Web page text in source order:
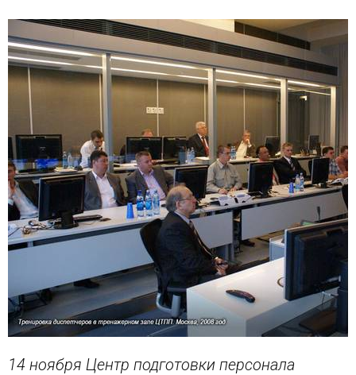
14 ноября Центр подготовки персонала